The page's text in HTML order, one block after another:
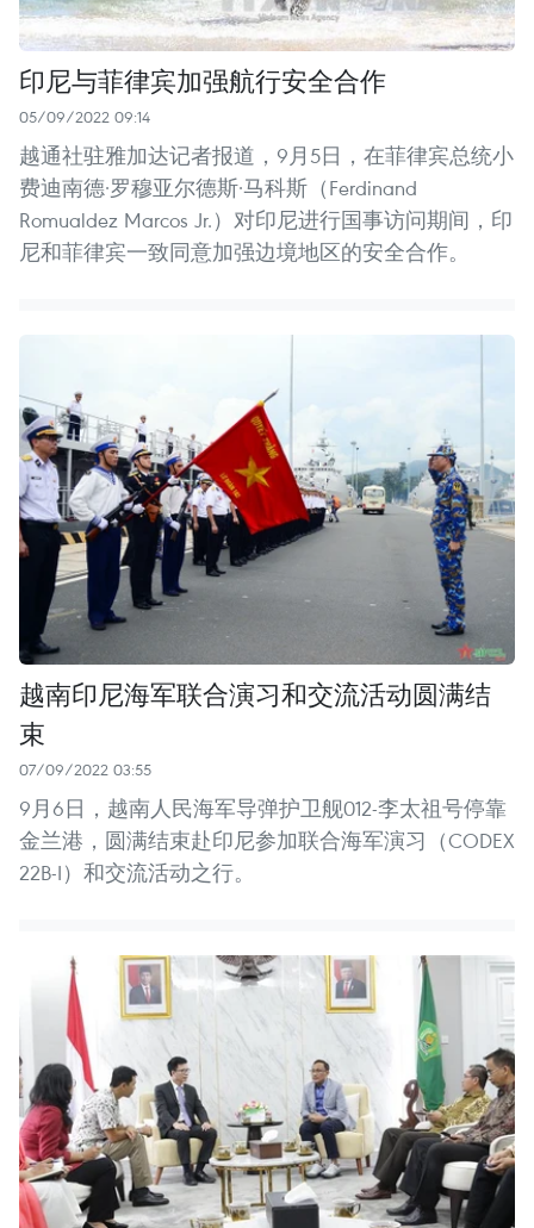
印尼与菲律宾加强航行安全合作
05/09/2022 09:14
越通社驻雅加达记者报道，9月5日，在菲律宾总统小
费迪南德·罗穆亚尔德斯·马科斯（Ferdinand
Romualdez Marcos Jr.）对印尼进行国事访问期间，印
尼和菲律宾一致同意加强边境地区的安全合作。
越南印尼海军联合演习和交流活动圆满结
束
07/09/2022 03:55
9月6日，越南人民海军导弹护卫舰012-李太祖号停靠
金兰港，圆满结束赴印尼参加联合海军演习（CODEX
22B-I）和交流活动之行。